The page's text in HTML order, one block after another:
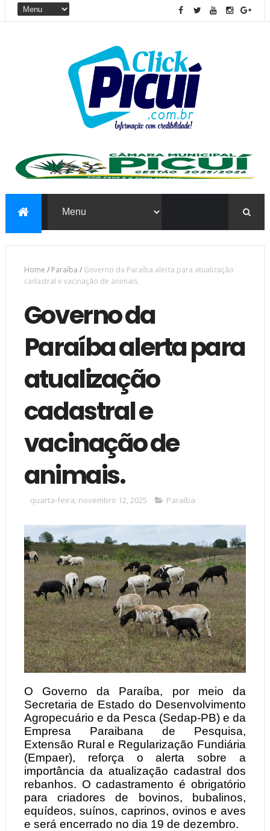
Home / Paraíba / Governo da Paraíba alerta para atualização
cadastral e vacinação de animais.
Governo da
Paraíba alerta para
atualização
cadastral e
vacinação de
animais.
quarta-feira, novembro 12, 2025 Paraíba
O Governo da Paraíba, por meio da
Secretaria de Estado do Desenvolvimento
Agropecuário e da Pesca (Sedap-PB) e da
Empresa Paraibana de Pesquisa,
Extensão Rural e Regularização Fundiária
(Empaer), reforça o alerta sobre a
importância da atualização cadastral dos
rebanhos. O cadastramento é obrigatório
para criadores de bovinos, bubalinos,
equídeos, suínos, caprinos, ovinos e aves
e será encerrado no dia 19 de dezembro.